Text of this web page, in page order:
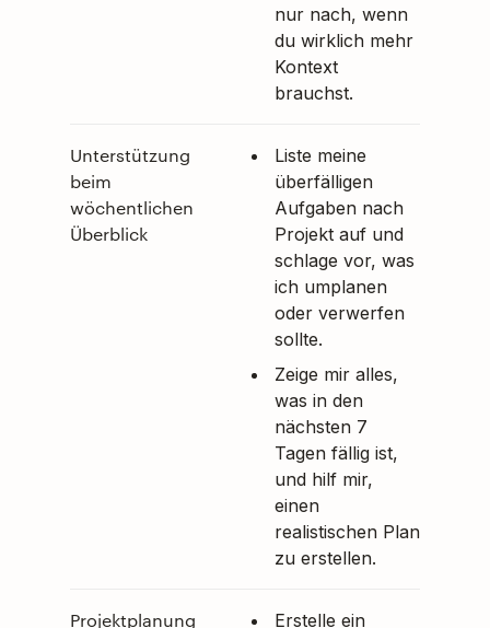
nur nach, wenn
du wirklich mehr
Kontext
brauchst.
Unterstützung
beim
wöchentlichen
Überblick
Liste meine
überfälligen
Aufgaben nach
Projekt auf und
schlage vor, was
ich umplanen
oder verwerfen
sollte.
Zeige mir alles,
was in den
nächsten 7
Tagen fällig ist,
und hilf mir,
einen
realistischen Plan
zu erstellen.
Projektplanung
Erstelle ein